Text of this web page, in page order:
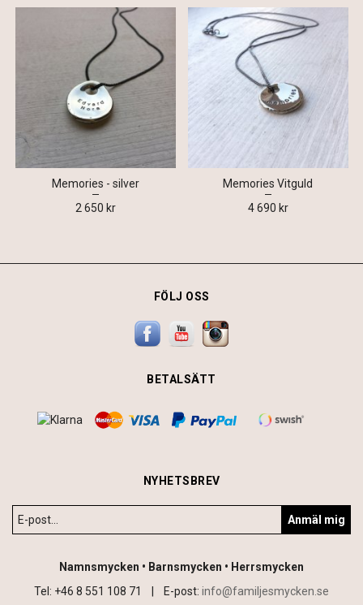
Memories - silver
2 650 kr
Memories Vitguld
4 690 kr
BETALSÄTT
FÖLJ OSS
NYHETSBREV
Anmäl mig
Namnsmycken • Barnsmycken • Herrsmycken
Tel: +46 8 551 108 71 |
E-post: info@familjesmycken.se